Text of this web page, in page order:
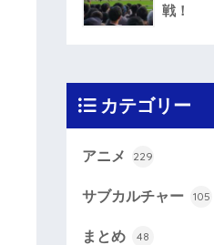
戦！
カテゴリー
アニメ 229
サブカルチャー 105
まとめ 48